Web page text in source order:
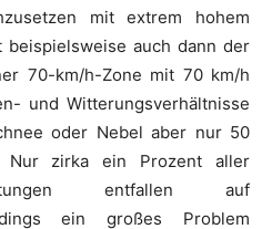
mit extrem hohem
beispielsweise auch dann der
70-km/h-Zone mit 70 km/h
und Witterungsverhältnisse
oder Nebel aber nur 50
Nur zirka ein Prozent aller
entfallen auf
ein großes Problem